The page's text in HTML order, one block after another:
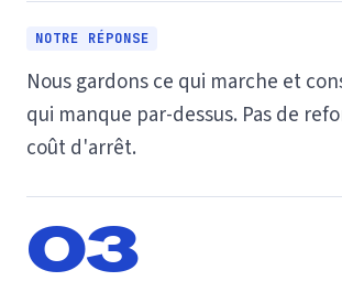
NOTRE RÉPONSE
Nous gardons ce qui marche et
qui manque par-dessus. Pas de
coût d'arrêt.
03